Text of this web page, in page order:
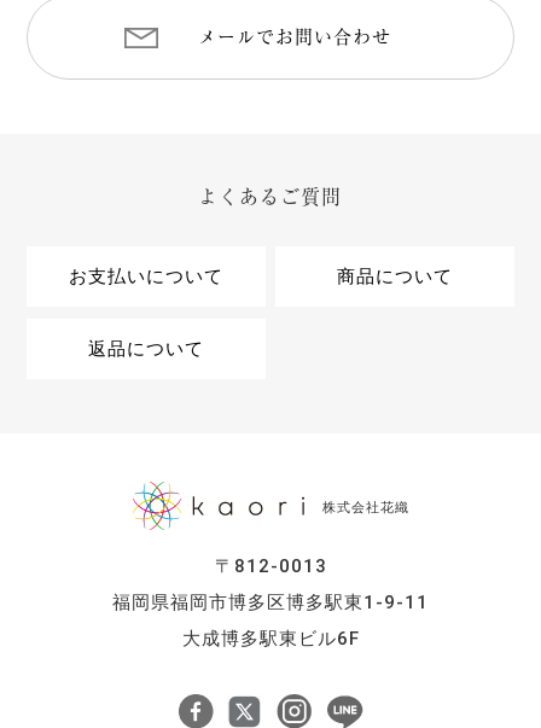
メールでお問い合わせ
よくあるご質問
お支払いについて 商品について
返品について
株式会社花織
〒812-0013
福岡県福岡市博多区博多駅東1-9-11
大成博多駅東ビル6F